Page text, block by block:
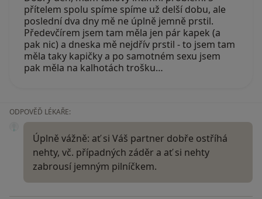
přítelem spolu spíme spíme už delší dobu, ale
poslední dva dny mě ne úplně jemně prstil.
Předevčírem jsem tam měla jen pár kapek (a
pak nic) a dneska mě nejdřív prstil - to jsem tam
měla taky kapičky a po samotném sexu jsem
pak měla na kalhotách trošku…
ODPOVĚĎ LÉKAŘE:
Úplně vážně: ať si Váš partner dobře ostříhá
nehty, vč. případných záděr a ať si nehty
zabrousí jemným pilníčkem.